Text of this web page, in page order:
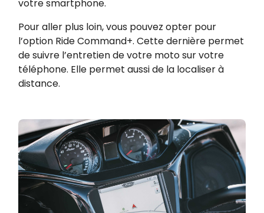
votre smartphone.
Pour aller plus loin, vous pouvez opter pour
l’option Ride Command+. Cette dernière permet
de suivre l’entretien de votre moto sur votre
téléphone. Elle permet aussi de la localiser à
distance.